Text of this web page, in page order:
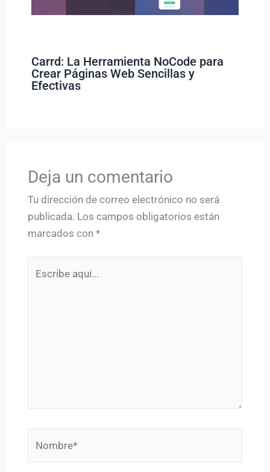
Carrd: La Herramienta NoCode para
Crear Páginas Web Sencillas y
Efectivas
Deja un comentario
Tu dirección de correo electrónico no será
publicada. Los campos obligatorios están
marcados con *